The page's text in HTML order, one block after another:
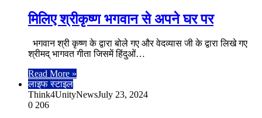
मिलिए श्रीकृष्ण भगवान से अपने घर पर
भगवान श्री कृष्ण के द्वारा बोले गए और वेदव्यास जी के द्वारा लिखे गए
श्रीमद् भागवत गीता जिसमें हिंदुओं…
Read More »
लाइफ स्टाइल
Think4UnityNewsJuly 23, 2024
0 206